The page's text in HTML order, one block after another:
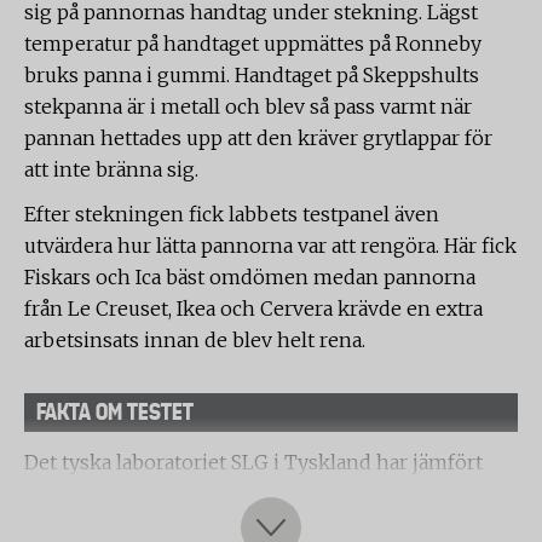
sig på pannornas handtag under stekning. Lägst
temperatur på handtaget uppmättes på Ronneby
bruks panna i gummi. Handtaget på Skeppshults
stekpanna är i metall och blev så pass varmt när
pannan hettades upp att den kräver grytlappar för
att inte bränna sig.
Efter stekningen fick labbets testpanel även
utvärdera hur lätta pannorna var att rengöra. Här fick
Fiskars och Ica bäst omdömen medan pannorna
från Le Creuset, Ikea och Cervera krävde en extra
arbetsinsats innan de blev helt rena.
FAKTA OM TESTET
Det tyska laboratoriet SLG i Tyskland har jämfört
åtta olika gjutjärnspannor på uppdrag av Testfakta.
Tre av dessa är belagda med en svart emaljerad